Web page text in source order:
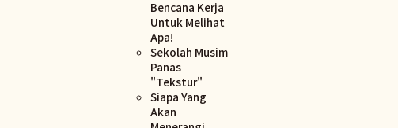
Bencana Kerja
Untuk Melihat
Apa!
Sekolah Musim
Panas
"Tekstur"
Siapa Yang
Akan